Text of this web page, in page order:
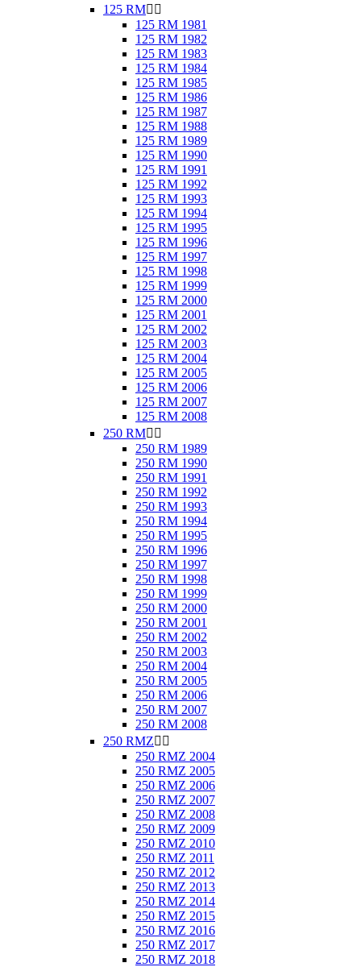
125 RM 
125 RM 1981
125 RM 1982
125 RM 1983
125 RM 1984
125 RM 1985
125 RM 1986
125 RM 1987
125 RM 1988
125 RM 1989
125 RM 1990
125 RM 1991
125 RM 1992
125 RM 1993
125 RM 1994
125 RM 1995
125 RM 1996
125 RM 1997
125 RM 1998
125 RM 1999
125 RM 2000
125 RM 2001
125 RM 2002
125 RM 2003
125 RM 2004
125 RM 2005
125 RM 2006
125 RM 2007
125 RM 2008
250 RM 
250 RM 1989
250 RM 1990
250 RM 1991
250 RM 1992
250 RM 1993
250 RM 1994
250 RM 1995
250 RM 1996
250 RM 1997
250 RM 1998
250 RM 1999
250 RM 2000
250 RM 2001
250 RM 2002
250 RM 2003
250 RM 2004
250 RM 2005
250 RM 2006
250 RM 2007
250 RM 2008
250 RMZ 
250 RMZ 2004
250 RMZ 2005
250 RMZ 2006
250 RMZ 2007
250 RMZ 2008
250 RMZ 2009
250 RMZ 2010
250 RMZ 2011
250 RMZ 2012
250 RMZ 2013
250 RMZ 2014
250 RMZ 2015
250 RMZ 2016
250 RMZ 2017
250 RMZ 2018